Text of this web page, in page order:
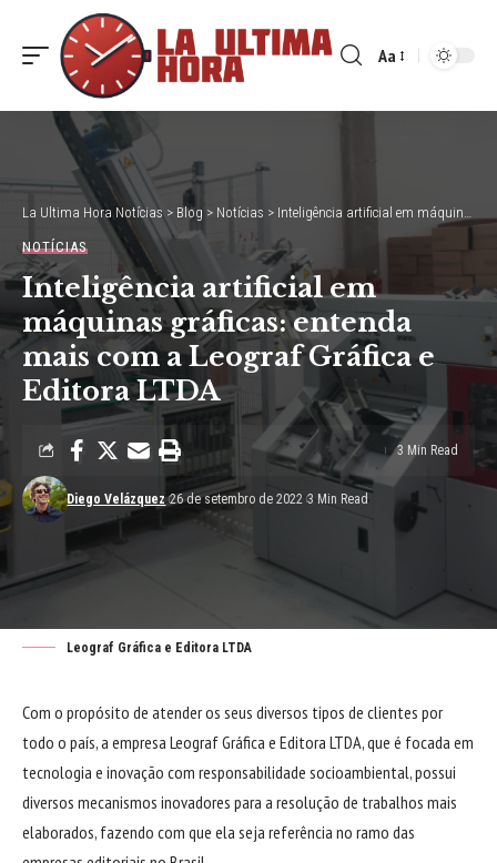
Font
Aa
La Ultima Hora Notícias > Blog > Notícias > Inteligência artificial em máquinas gráficas: entenda mais com a Leograf Gráfica e Editora LTDA
NOTÍCIAS
Inteligência artificial em
máquinas gráficas: entenda
mais com a Leograf Gráfica e
Editora LTDA
Diego Velázquez 26 de setembro de 2022 3 Min Read
3 Min Read
Leograf Gráfica e Editora LTDA
Com o propósito de atender os seus diversos tipos de clientes por
todo o país, a empresa Leograf Gráfica e Editora LTDA, que é focada em
tecnologia e inovação com responsabilidade socioambiental, possui
diversos mecanismos inovadores para a resolução de trabalhos mais
elaborados, fazendo com que ela seja referência no ramo das